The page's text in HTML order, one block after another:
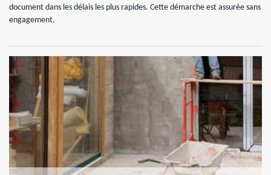
document dans les délais les plus rapides. Cette démarche est assurée sans
engagement.